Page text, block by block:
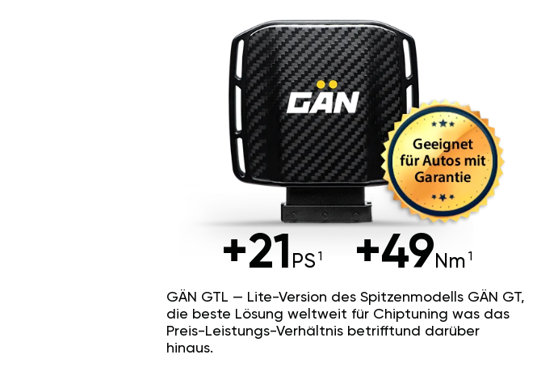
+21 PS +49 Nm
GÄN GTL — Lite-Version des Spitzenmodells GÄN GT,
die beste Lösung weltweit für Chiptuning was das
Preis-Leistungs-Verhältnis betrifftund darüber
hinaus.